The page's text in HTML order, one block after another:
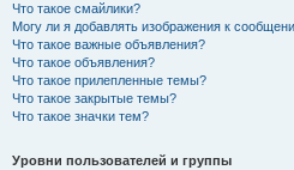
Что такое смайлики?
Могу ли я добавлять изображения к
Что такое важные объявления?
Что такое объявления?
Что такое прилепленные темы?
Что такое закрытые темы?
Что такое значки тем?
Уровни пользователей и группы